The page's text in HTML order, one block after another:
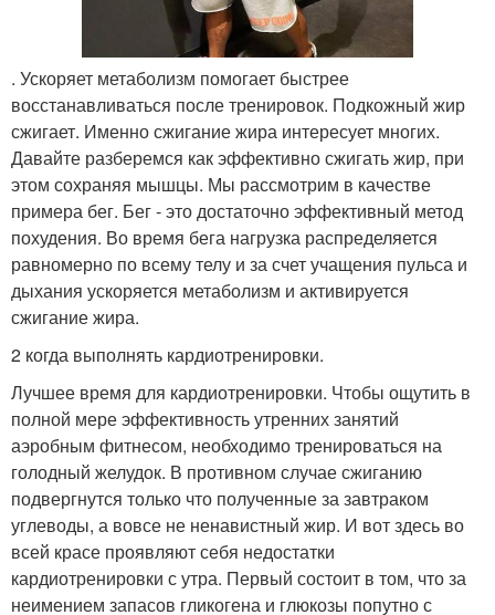
. Ускоряет метаболизм помогает быстрее
восстанавливаться после тренировок. Подкожный жир
сжигает. Именно сжигание жира интересует многих.
Давайте разберемся как эффективно сжигать жир, при
этом сохраняя мышцы. Мы рассмотрим в качестве
примера бег. Бег - это достаточно эффективный метод
похудения. Во время бега нагрузка распределяется
равномерно по всему телу и за счет учащения пульса и
дыхания ускоряется метаболизм и активируется
сжигание жира.
2 когда выполнять кардиотренировки.
Лучшее время для кардиотренировки. Чтобы ощутить в
полной мере эффективность утренних занятий
аэробным фитнесом, необходимо тренироваться на
голодный желудок. В противном случае сжиганию
подвергнутся только что полученные за завтраком
углеводы, а вовсе не ненавистный жир. И вот здесь во
всей красе проявляют себя недостатки
кардиотренировки с утра. Первый состоит в том, что за
неимением запасов гликогена и глюкозы попутно с